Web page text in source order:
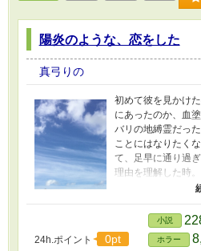
陽炎のような、恋をした
真弓りの
初めて彼を見かけ
にあったのか、血
バリの地縛霊だっ
ことにはなりたく
て、足早に通り過
理由を理解した時
したって報われる
ても短いお話です
の切なさが書ける
ホラーなのか、カ
24h.ポイント 0pt
小説
ホラー